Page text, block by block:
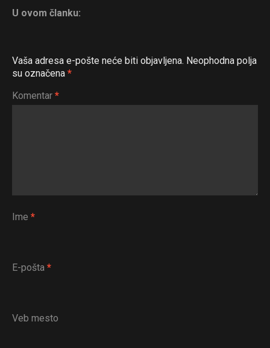
U ovom članku:
Vaša adresa e-pošte neće biti objavljena. Neophodna polja
su označena *
Komentar *
Ime *
E-pošta *
Veb mesto